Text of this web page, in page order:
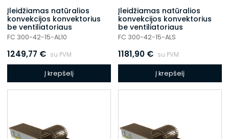
Įleidžiamas natūralios
konvekcijos konvektorius
be ventiliatoriaus
FC 300-42-15-AL10
1249,77 € su PVM
Į krepšelį
Įleidžiamas natūralios
konvekcijos konvektorius
be ventiliatoriaus
FC 300-42-15-ALS
1181,90 € su PVM
Į krepšelį